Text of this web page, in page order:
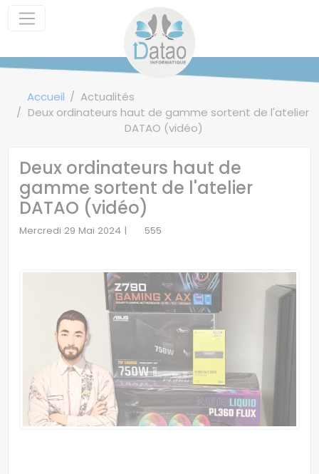
Accueil
Actualités
Deux ordinateurs haut de gamme sortent de l'atelier
DATAO (vidéo)
Deux ordinateurs haut de
gamme sortent de l'atelier
DATAO (vidéo)
Mercredi 29 Mai 2024 | 555
Panneau de gestion des cookies